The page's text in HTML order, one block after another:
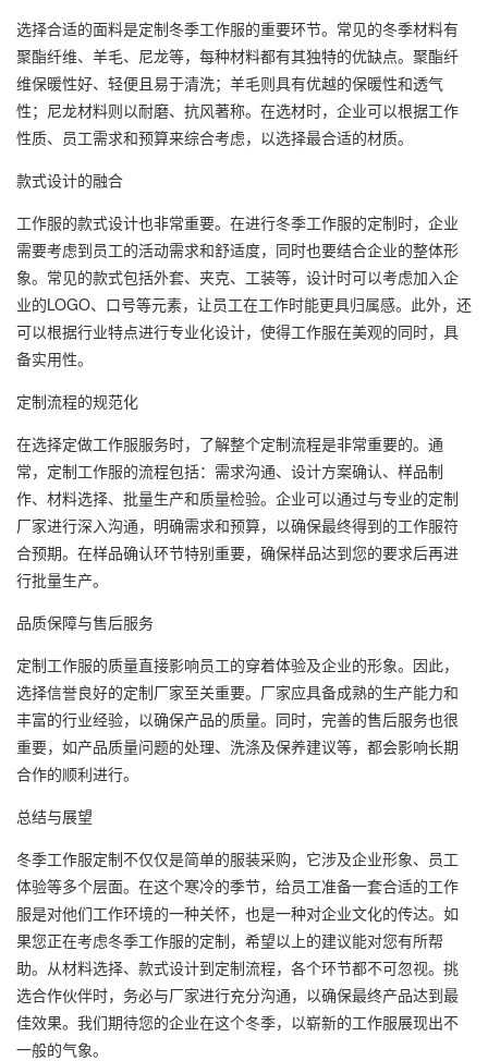
选择合适的面料是定制冬季工作服的重要环节。常见的冬季材料有
聚酯纤维、羊毛、尼龙等，每种材料都有其独特的优缺点。聚酯纤
维保暖性好、轻便且易于清洗；羊毛则具有优越的保暖性和透气
性；尼龙材料则以耐磨、抗风著称。在选材时，企业可以根据工作
性质、员工需求和预算来综合考虑，以选择最合适的材质。
款式设计的融合
工作服的款式设计也非常重要。在进行冬季工作服的定制时，企业
需要考虑到员工的活动需求和舒适度，同时也要结合企业的整体形
象。常见的款式包括外套、夹克、工装等，设计时可以考虑加入企
业的LOGO、口号等元素，让员工在工作时能更具归属感。此外，还
可以根据行业特点进行专业化设计，使得工作服在美观的同时，具
备实用性。
定制流程的规范化
在选择定做工作服服务时，了解整个定制流程是非常重要的。通
常，定制工作服的流程包括：需求沟通、设计方案确认、样品制
作、材料选择、批量生产和质量检验。企业可以通过与专业的定制
厂家进行深入沟通，明确需求和预算，以确保最终得到的工作服符
合预期。在样品确认环节特别重要，确保样品达到您的要求后再进
行批量生产。
品质保障与售后服务
定制工作服的质量直接影响员工的穿着体验及企业的形象。因此，
选择信誉良好的定制厂家至关重要。厂家应具备成熟的生产能力和
丰富的行业经验，以确保产品的质量。同时，完善的售后服务也很
重要，如产品质量问题的处理、洗涤及保养建议等，都会影响长期
合作的顺利进行。
总结与展望
冬季工作服定制不仅仅是简单的服装采购，它涉及企业形象、员工
体验等多个层面。在这个寒冷的季节，给员工准备一套合适的工作
服是对他们工作环境的一种关怀，也是一种对企业文化的传达。如
果您正在考虑冬季工作服的定制，希望以上的建议能对您有所帮
助。从材料选择、款式设计到定制流程，各个环节都不可忽视。挑
选合作伙伴时，务必与厂家进行充分沟通，以确保最终产品达到最
佳效果。我们期待您的企业在这个冬季，以崭新的工作服展现出不
一般的气象。